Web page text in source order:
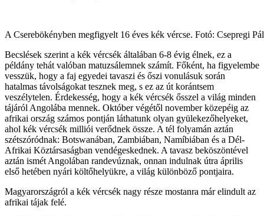
A Cserebökényben megfigyelt 16 éves kék vércse. Fotó: Csepregi Pál
Becslések szerint a kék vércsék általában 6-8 évig élnek, ez a
példány tehát valóban matuzsálemnek számít. Főként, ha figyelembe
vesszük, hogy a faj egyedei tavaszi és őszi vonulásuk során
hatalmas távolságokat tesznek meg, s ez az út korántsem
veszélytelen. Érdekesség, hogy a kék vércsék ősszel a világ minden
tájáról Angolába mennek. Október végétől november közepéig az
afrikai ország számos pontján láthatunk olyan gyülekezőhelyeket,
ahol kék vércsék milliói verődnek össze. A tél folyamán aztán
szétszóródnak: Botswanában, Zambiában, Namíbiában és a Dél-
Afrikai Köztársaságban vendégeskednek. A tavasz beköszöntével
aztán ismét Angolában randevúznak, onnan indulnak útra április
első hetében nyári költőhelyükre, a világ különböző pontjaira.
Magyarországról a kék vércsék nagy része mostanra már elindult az
afrikai tájak felé.